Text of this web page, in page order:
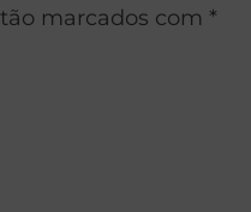
marcados com *